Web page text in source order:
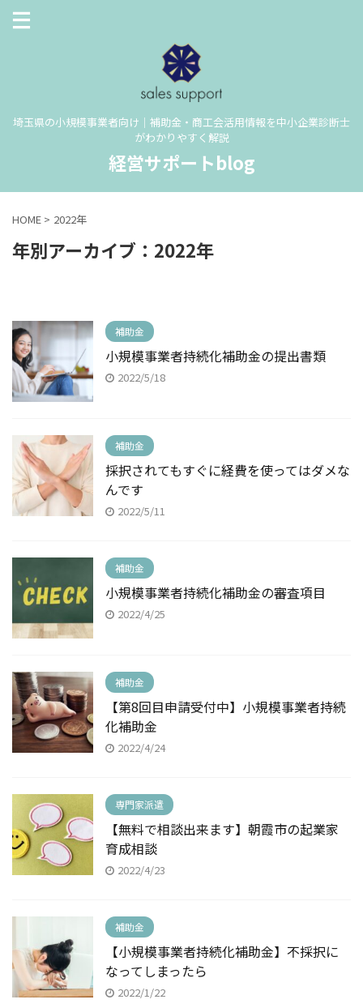
埼玉県の小規模事業者向け｜補助金・商工会活用情報を中小企業診断士
がわかりやすく解説
経営サポートblog
HOME > 2022年
年別アーカイブ：2022年
補助金
小規模事業者持続化補助金の提出書類
2022/5/18
補助金
採択されてもすぐに経費を使ってはダメな
んです
2022/5/11
補助金
小規模事業者持続化補助金の審査項目
2022/4/25
補助金
【第8回目申請受付中】小規模事業者持続
化補助金
2022/4/24
専門家派遣
【無料で相談出来ます】朝霞市の起業家
育成相談
2022/4/23
補助金
【小規模事業者持続化補助金】不採択に
なってしまったら
2022/1/22